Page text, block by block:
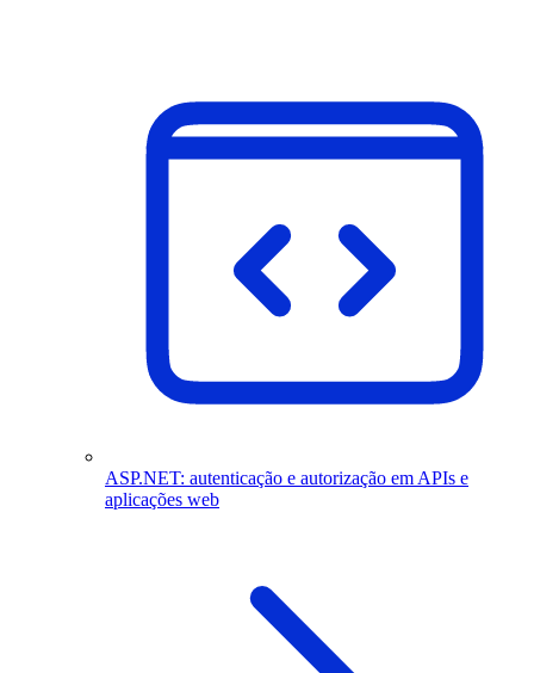
ASP.NET: autenticação e autorização em APIs e
aplicações web